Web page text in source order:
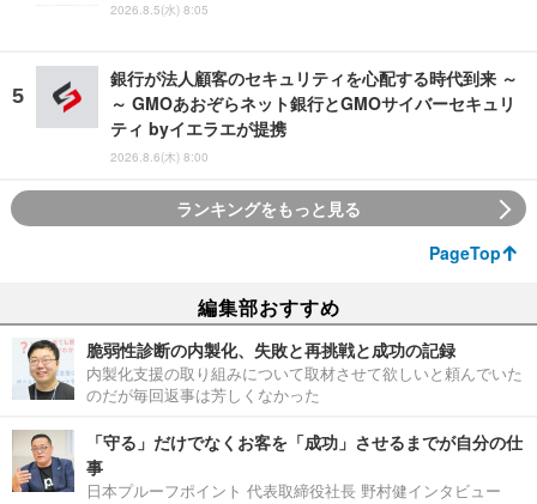
2026.8.5(水) 8:05
銀行が法人顧客のセキュリティを心配する時代到来 ～
～ GMOあおぞらネット銀行とGMOサイバーセキュリ
ティ byイエラエが提携
2026.8.6(木) 8:00
ランキングをもっと見る
PageTop
編集部おすすめ
脆弱性診断の内製化、失敗と再挑戦と成功の記録
内製化支援の取り組みについて取材させて欲しいと頼んでいた
のだが毎回返事は芳しくなかった
「守る」だけでなくお客を「成功」させるまでが自分の仕
事
日本プルーフポイント 代表取締役社長 野村健インタビュー